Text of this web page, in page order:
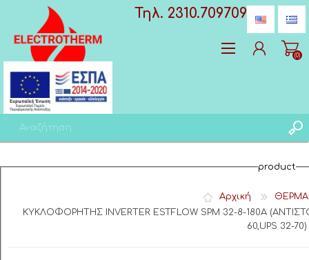
Τηλ. 2310.709709
(0)
product
Αρχική
ΚΥΚΛΟΦΟΡΗΤΗΣ INVERTER ESTFLOW SPM 32-8-180A
60,UPS 32-70)